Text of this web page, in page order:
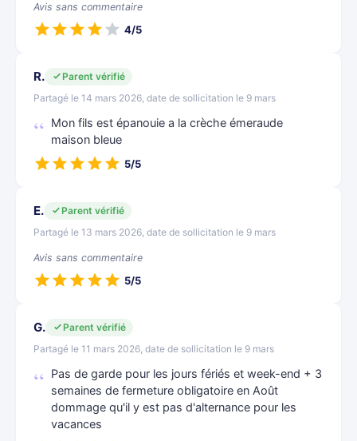
Avis sans commentaire
4/5
R.
Parent vérifié
Partagé le 14 mars 2026, date de sollicitation le 9 mars
Mon fils est épanouie a la crèche émeraude
maison bleue
5/5
E.
Parent vérifié
Partagé le 13 mars 2026, date de sollicitation le 9 mars
Avis sans commentaire
5/5
G.
Parent vérifié
Partagé le 11 mars 2026, date de sollicitation le 9 mars
Pas de garde pour les jours fériés et week-end + 3
semaines de fermeture obligatoire en Août
dommage qu'il y est pas d'alternance pour les
vacances